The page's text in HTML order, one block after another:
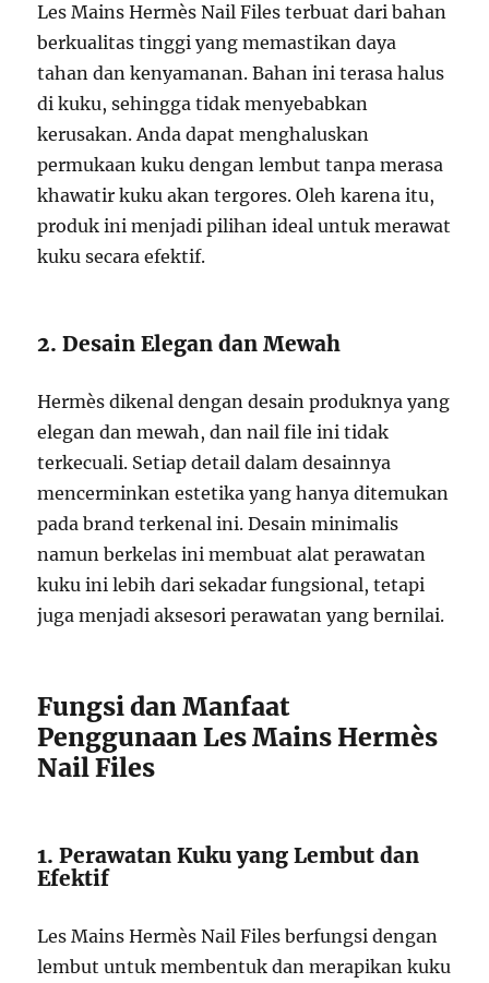
Les Mains Hermès Nail Files terbuat dari bahan
berkualitas tinggi yang memastikan daya
tahan dan kenyamanan. Bahan ini terasa halus
di kuku, sehingga tidak menyebabkan
kerusakan. Anda dapat menghaluskan
permukaan kuku dengan lembut tanpa merasa
khawatir kuku akan tergores. Oleh karena itu,
produk ini menjadi pilihan ideal untuk merawat
kuku secara efektif.
2. Desain Elegan dan Mewah
Hermès dikenal dengan desain produknya yang
elegan dan mewah, dan nail file ini tidak
terkecuali. Setiap detail dalam desainnya
mencerminkan estetika yang hanya ditemukan
pada brand terkenal ini. Desain minimalis
namun berkelas ini membuat alat perawatan
kuku ini lebih dari sekadar fungsional, tetapi
juga menjadi aksesori perawatan yang bernilai.
Fungsi dan Manfaat
Penggunaan Les Mains Hermès
Nail Files
1. Perawatan Kuku yang Lembut dan
Efektif
Les Mains Hermès Nail Files berfungsi dengan
lembut untuk membentuk dan merapikan kuku